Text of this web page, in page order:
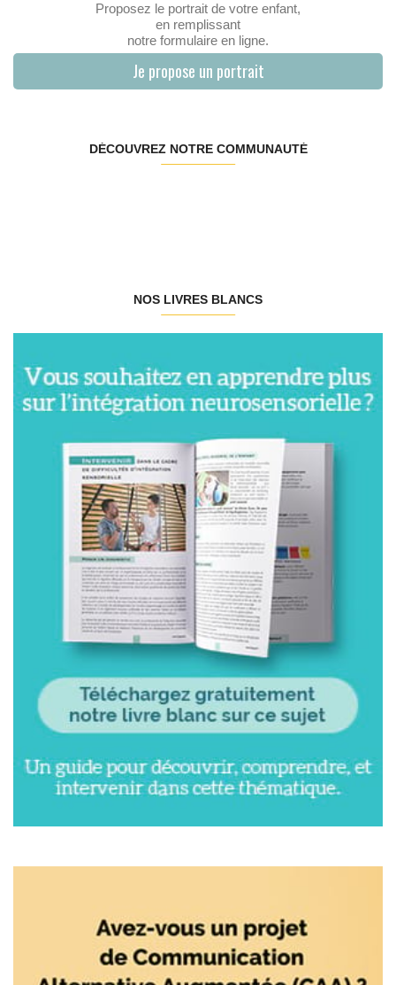
Proposez le portrait de votre enfant,
en remplissant
notre formulaire en ligne.
Je propose un portrait
DÉCOUVREZ NOTRE COMMUNAUTÉ
NOS LIVRES BLANCS